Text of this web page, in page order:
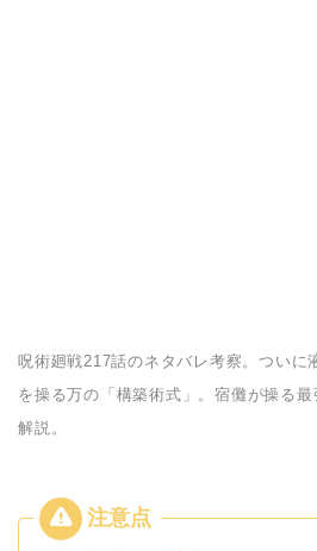
呪術廻戦217話のネタバレ考察。ついに
を操る万の「構築術式」。宿儺が操る
解説。